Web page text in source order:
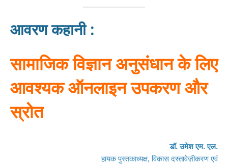
आवरण कहानी :
सामाजिक विज्ञान अनुसंधान के लिए
आवश्यक ऑनलाइन उपकरण और
स्रोत
डॉ. उमेश एम. एल.
हायक पुस्तकाध्यक्ष, विकास दस्तावेज़ीकरण एवं